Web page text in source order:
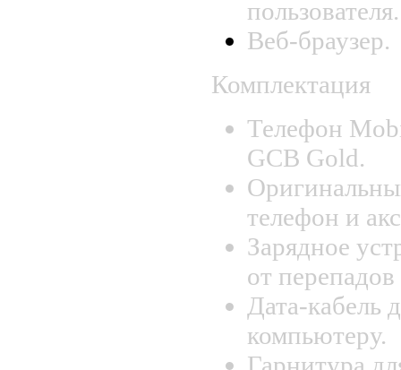
пользователя.
Веб-браузер.
Комплектация
Телефон
GCB Gold.
телефон и
Зарядное
от
Дата-кабель
компьютеру.